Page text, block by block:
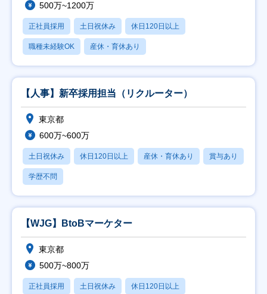
500万~1200万
正社員採用 土日祝休み 休日120日以上
職種未経験OK 産休・育休あり
【人事】新卒採用担当（リクルーター）
東京都
600万~600万
土日祝休み 休日120日以上 産休・育休あり 賞与あり
学歴不問
【WJG】BtoBマーケター
東京都
500万~800万
正社員採用 土日祝休み 休日120日以上